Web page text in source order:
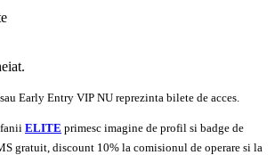
Early Entry VIP NU reprezinta bilete de acces.
ELITE primesc imagine de profil si badge de
gratuit, discount 10% la comisionul de operare si la